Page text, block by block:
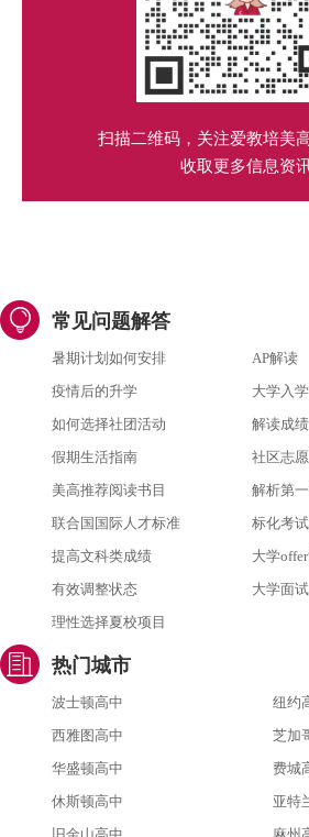
扫描二维码，关注爱教培美
收取更多信息资
常见问题解答
暑期计划如何安排
AP解读
疫情后的升学
大学入
如何选择社团活动
解读成
假期生活指南
社区志
美高推荐阅读书目
解析第
联合国国际人才标准
标化考
提高文科类成绩
大学
有效调整状态
大学面试
理性选择夏校项目
热门城市
波士顿高中
纽约
西雅图高中
芝加
华盛顿高中
费城
休斯顿高中
亚特